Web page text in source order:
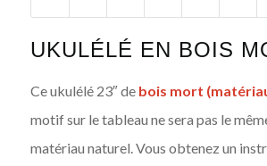
UKULÉLÉ EN BOIS
Ce ukulélé 23″ debois mort
motif sur le tableau ne sera pas le
matériau naturel. Vous obtenez un